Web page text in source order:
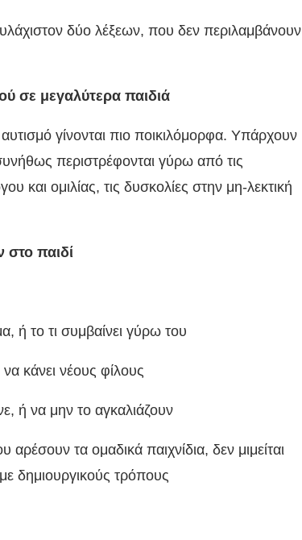
δύο λέξεων, που δεν περιλαμβάνουν
σε μεγαλύτερα παιδιά
γίνονται πιο ποικιλόμορφα. Υπάρχουν
περιστρέφονται γύρω από τις
και ομιλίας, τις δυσκολίες στην μη-λεκτική
στο παιδί
ή το τι συμβαίνει γύρω του
κάνει νέους φίλους
ή να μην το αγκαλιάζουν
αρέσουν τα ομαδικά παιχνίδια, δεν μιμείται
δημιουργικούς τρόπους